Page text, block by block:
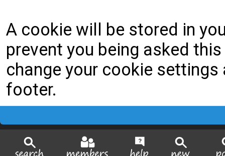
A cookie will be stored in
prevent you being asked
change your cookie
footer.